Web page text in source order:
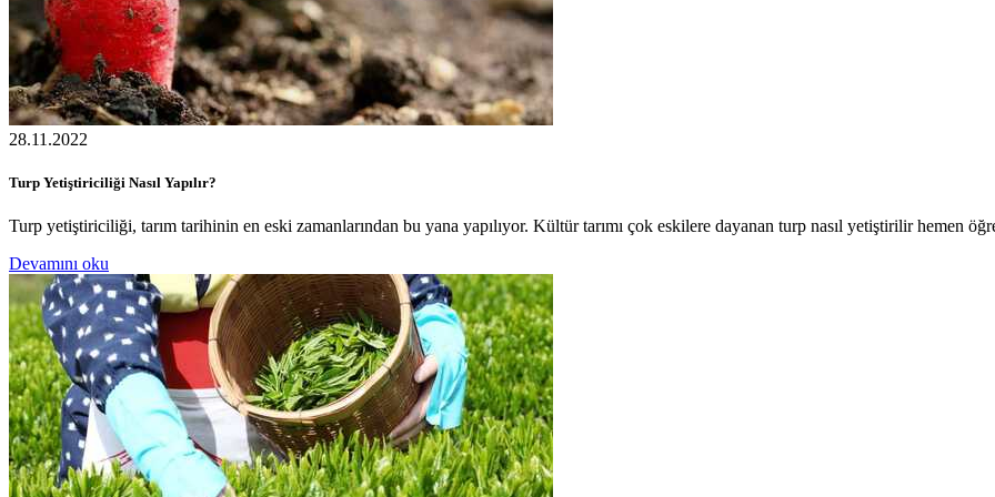
28.11.2022
Turp Yetiştiriciliği Nasıl Yapılır?
Turp yetiştiriciliği, tarım tarihinin en eski zamanlarından bu yana yapılıyor. Kültür tarımı çok eskilere dayanan turp nasıl yetiştirilir hemen
Devamını oku